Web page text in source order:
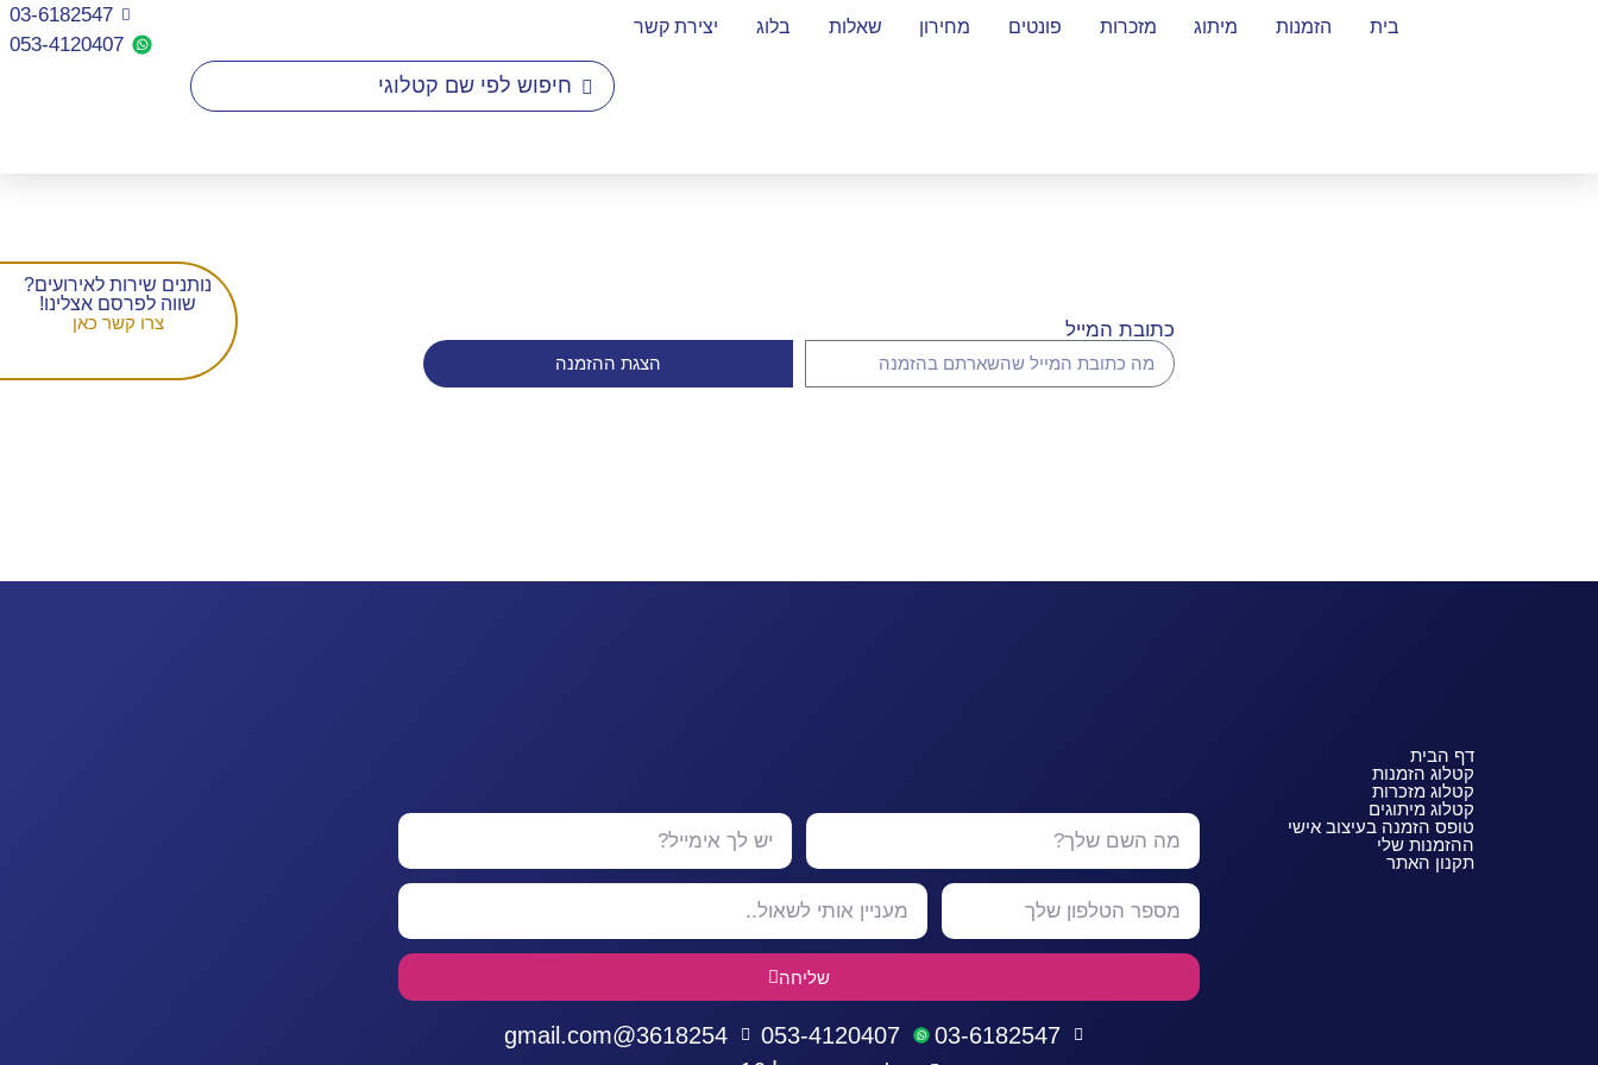
בית הזמנות מיתוג מזכרות פונטים מחירון שאלות בלוג יצירת קשר
03-6182547
053-4120407​
כתובת המייל
הצגת ההזמנה
דף הבית
קטלוג הזמנות
קטלוג מזכרות
קטלוג מיתוגים
טופס הזמנה בעיצוב אישי
ההזמנות שלי
תקנון האתר
שליחה
03-6182547
053-4120407
3618254@gmail.com
נותנים שירות לאירועים?
שווה לפרסם אצלינו!
צרו קשר כאן